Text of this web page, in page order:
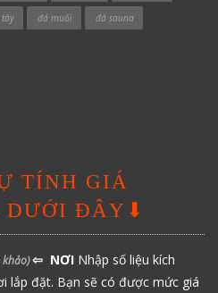
đá muối đá sauna
TÍNH GIÁ
DƯỚI ĐÂY⬇
khảo)⇦ NƠI Nhập số liệu kích
lắp đặt. Bạn sẽ có được mức giá